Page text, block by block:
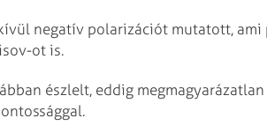
negatív polarizációt mutatott,
ot is.
észlelt, eddig